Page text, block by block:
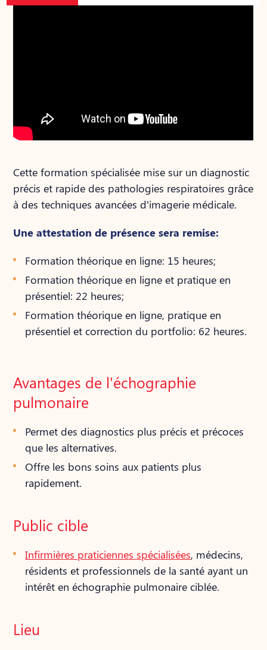
Cette formation spécialisée mise sur un diagnostic
précis et rapide des pathologies respiratoires grâce
à des techniques avancées d’imagerie médicale.
Une attestation de présence sera remise:
Formation théorique en ligne: 15 heures;
Formation théorique en ligne et pratique en
présentiel: 22 heures;
Formation théorique en ligne, pratique en
présentiel et correction du portfolio: 62 heures.
Avantages de l'échographie
pulmonaire
Permet des diagnostics plus précis et précoces
que les alternatives.
Offre les bons soins aux patients plus
rapidement.
Public cible
Infirmières praticiennes spécialisées, médecins,
résidents et professionnels de la santé ayant un
intérêt en échographie pulmonaire ciblée.
Lieu